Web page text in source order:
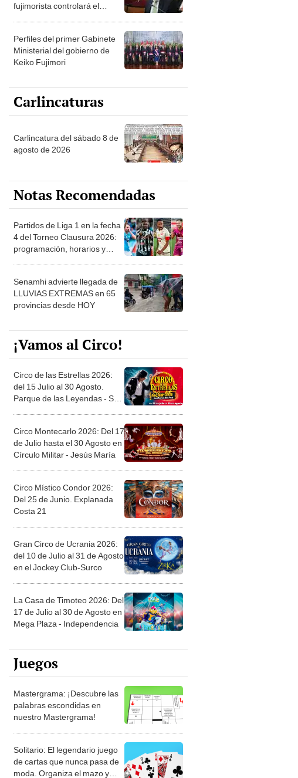
fujimorista controlará el
Perfiles del primer Gabinete
Ministerial del gobierno de
Keiko Fujimori
Carlincaturas
Carlincatura del sábado 8 de
agosto de 2026
Notas Recomendadas
Partidos de Liga 1 en la fecha
4 del Torneo Clausura 2026:
programación, horarios y
Senamhi advierte llegada de
LLUVIAS EXTREMAS en 65
provincias desde HOY
¡Vamos al Circo!
Circo de las Estrellas 2026:
del 15 Julio al 30 Agosto.
Parque de las Leyendas - San
Circo Montecarlo 2026: Del 17
de Julio hasta el 30 Agosto en
Círculo Militar - Jesús María
Circo Místico Condor 2026:
Del 25 de Junio. Explanada
Costa 21
Gran Circo de Ucrania 2026:
del 10 de Julio al 31 de Agosto
en el Jockey Club-Surco
La Casa de Timoteo 2026: Del
17 de Julio al 30 de Agosto en
Mega Plaza - Independencia
Juegos
Mastergrama: ¡Descubre las
palabras escondidas en
nuestro Mastergrama!
Solitario: El legendario juego
de cartas que nunca pasa de
moda. Organiza el mazo y